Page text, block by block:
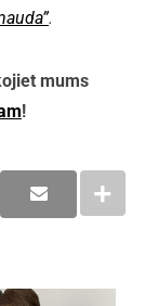
.
mums
!